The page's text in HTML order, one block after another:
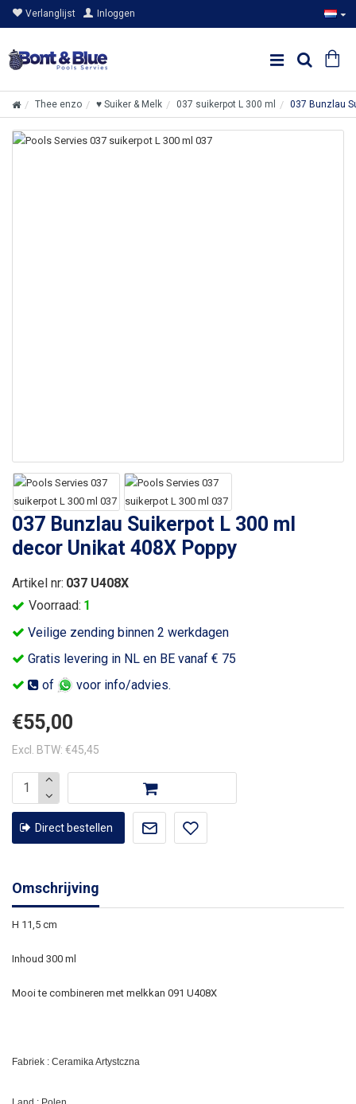
Verlanglijst Inloggen
Thee enzo ♥ Suiker & Melk 037 suikerpot L 300 ml 037 Bunzlau
037 Bunzlau Suikerpot L 300 ml
decor Unikat 408X Poppy
Veilige zending binnen 2 werkdagen
Gratis levering in NL en BE vanaf € 75
of
voor info/advies.
Voorraad: 1
Artikel nr: 037 U408X
€55,00
Excl. BTW: €45,45
Direct bestellen
Omschrijving
H 11,5 cm
Inhoud 300 ml
Mooi te combineren met melkkan 091 U408X
Fabriek : Ceramika Artystczna